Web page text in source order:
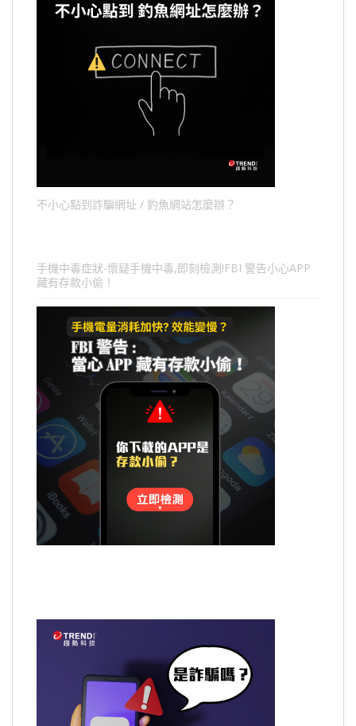
不小心點到詐騙網址 / 釣魚網站怎麼辦？
手機中毒症狀-懷疑手機中毒,即刻檢測!FBI 警告小心APP
藏有存款小偷！